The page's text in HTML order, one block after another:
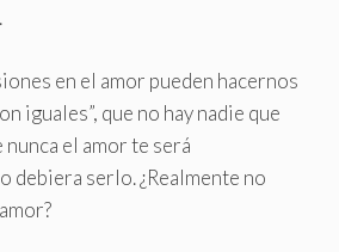
en el amor pueden hacernos
iguales”, que no hay nadie que
nunca el amor te será
debiera serlo. ¿Realmente no